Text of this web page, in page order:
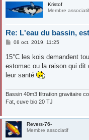
Kristof
Membre associatif
Re: L'eau du bassin,
M
s
s
a
e
08 oct. 2019, 11:25
15°C les kois demandent
estomac ou la raison qui dit
leur santé
Bassin 40m3 filtration gravitaire
Fat, cuve bio 20 TJ
Revers-76-
Membre associatif